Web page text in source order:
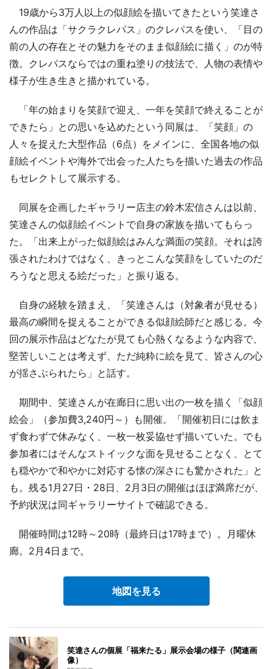
19歳から3万人以上の似顔絵を描いてきたという笑達さ
んの作品は「サクラクレパス」のクレパスを使い、「目の
前の人の存在とその魅力をそのまま似顔絵に描く」のが特
徴。クレパスならではの重ね塗りの技法で、人物の表情や
様子が生き生きと描かれている。
「年の始まりを笑顔で迎え、一年を笑顔で終えることが
できたら」との思いを込めたという同展は、「笑顔」の
人々を捉えた大型作品（6点）をメインに、全国各地の似
顔絵イベントや海外で出会った人たちを描いた過去の作品
もセレクトして展示する。
同展を企画したギャラリー店主の鈴木宏信さんは以前、
笑達さんの似顔絵イベントで自身の家族を描いてもらっ
た。「出来上がった似顔絵はみんな満面の笑顔。それは誇
張されたわけではなく、きっとこんな笑顔をしていたのだ
ろうなと思える絵だった」と振り返る。
自身の経験を踏まえ、「笑達さんは（対象者が見せる）
最高の瞬間を捉えることができる似顔絵師だと感じる。今
回の展示作品はどなたが見ても心熱くなるような内容で、
堅苦しいことは考えず、ただ純粋に絵を見て、皆さんの心
が揺さぶられたら」と話す。
期間中、笑達さんが在廊日に思い出の一枚を描く「似顔
絵会」（参加費3,240円～）も開催。「開催初日には飲ま
ず食わずで休みなく、一枚一枚妥協せず描いていた。でも
参加者にはそんなストイックな面を見せることなく、とて
も穏やかで和やかに対応する懐の深さにも驚かされた」と
も。残る1月27日・28日、2月3日の開催はほぼ満席だが、
予約状況は同ギャラリーサイトで確認できる。
開催時間は12時～20時（最終日は17時まで）。月曜休
廊。2月4日まで。
地図を見る
笑達さんの個展「福来たる」展示会場の様子（関連画
像）